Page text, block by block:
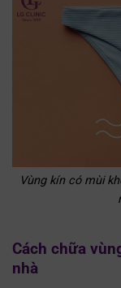
Vùng kín có mùi
Cách chữa
nhà